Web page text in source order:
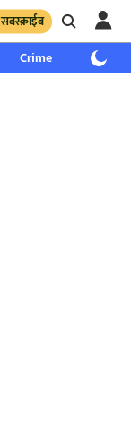
सबस्क्राईब
Crime साप्ताहिक